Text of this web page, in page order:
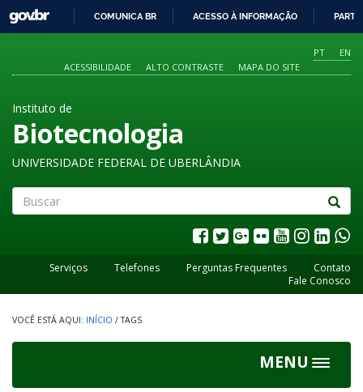
O
CONTEÚDO
GOVBR
COMUNICA BR ACESSO À INFORMAÇÃO
PT
EN
ACESSIBILIDADE
ALTO CONTRASTE MAPA DO SITE
Instituto de
Biotecnologia
UNIVERSIDADE FEDERAL DE UBERLÂNDIA
Serviços Telefones Perguntas Frequentes
Contato
Fale Conosco
INÍCIO / TAGS
MENU
Toggle